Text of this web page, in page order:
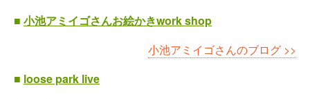
■ 小池アミイゴさんお絵かきwork shop
小池アミイゴさんのブログ >>
■ loose park live